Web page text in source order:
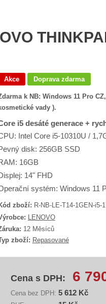
Akce Doprava zdarma
k NB: Windows 11 Pro
vady ).
i5 desáté generace +
Intel Core i5-10310U /
disk: 256GB SSD
16GB
14" FHD
systém: Windows 11
zboží: R-NB-LE-T14-1GEN-i5-
d
LENOVO
12 Měsíců
zboží: Repasované
Cena s DPH: 6
Cena bez DPH: 5 612 Kč